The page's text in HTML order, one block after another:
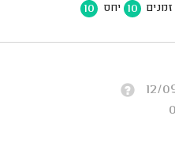
זמנים 10 יחס 10